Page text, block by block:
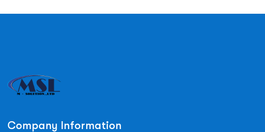
Company Information